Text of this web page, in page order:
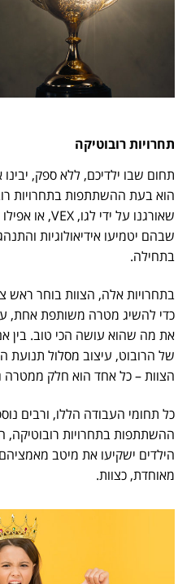
תחרויות רובוטיקה
תחום שבו ילדיכם, ללא ספק,
הוא בעת ההשתתפות בתחרויות
שבהם יטמיעו אידיאולוגיות
בתחילה.
בתחרויות אלה, הצוות בוחר ראש
כדי להשיג מטרה משותפת אחת,
את מה שהוא עושה הכי טוב. בין
של הרובוט, עיצוב מסלול תנועת
הצוות – כל אחד הוא חלק ממטרה
כל תחומי העבודה הללו, ורבים
ההשתתפות בתחרויות רובוטיקה,
הילדים ישקיעו את מיטב
מאוחדת, כצוות.